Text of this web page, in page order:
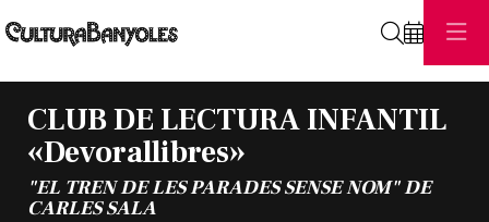
CLUB DE LECTURA INFANTIL
«Devorallibres»
"EL TREN DE LES PARADES SENSE NOM" DE
CARLES SALA